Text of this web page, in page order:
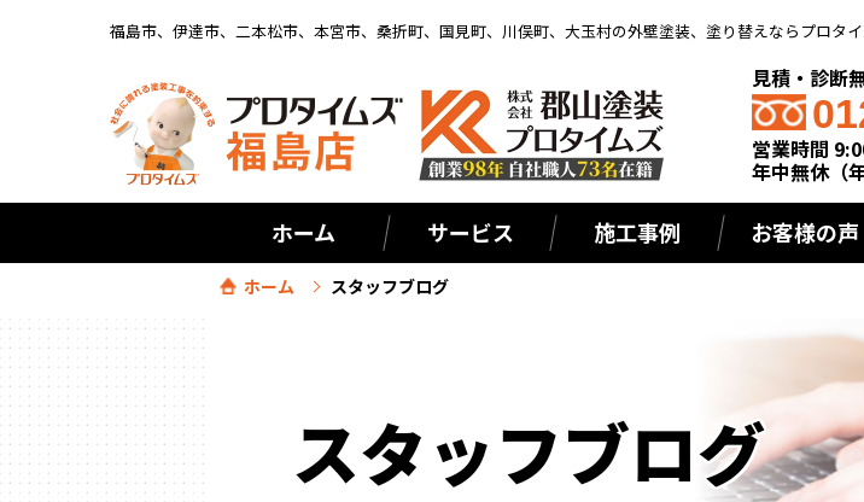
福島市、伊達市、二本松市、本宮市、桑折町、国見町、川俣町、大玉村の外壁塗装、塗り替えならプロタイ
見積・診断
営業時間
年中無休（
ホーム サービス 施工事例 お客様の声
ホーム スタッフブログ
スタッフブログ